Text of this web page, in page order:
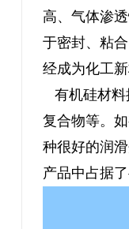
高、气体渗
于密封、粘
经成为化工
有机硅材料
复合物等。
种很好的润
产品中占据了